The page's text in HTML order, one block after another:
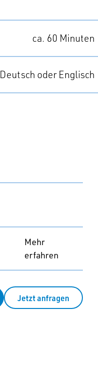
ca. 60 Minuten
Deutsch oder Englisch
Mehr
erfahren
Jetzt anfragen